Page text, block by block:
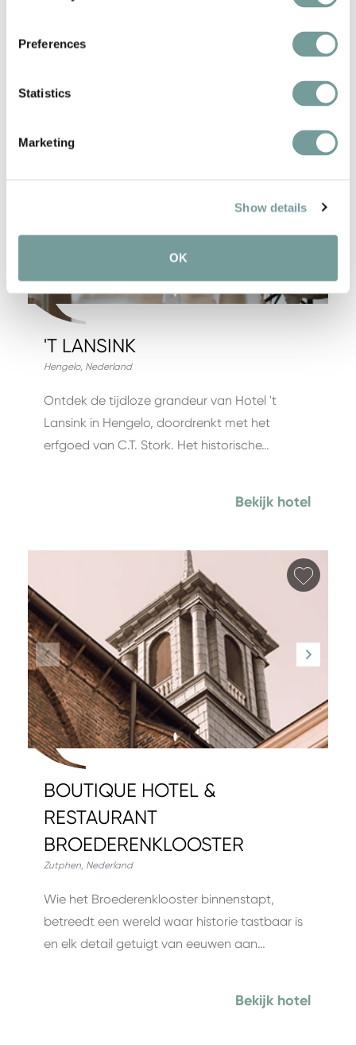
Preferences
Statistics
Marketing
Show details
OK
Bekijk hotel
'T LANSINK
Hengelo, Nederland
Ontdek de tijdloze grandeur van Hotel 't
Lansink in Hengelo, doordrenkt met het
erfgoed van C.T. Stork. Het historische…
Bekijk hotel
BOUTIQUE HOTEL &
RESTAURANT
BROEDERENKLOOSTER
Zutphen, Nederland
Wie het Broederenklooster binnenstapt,
betreedt een wereld waar historie tastbaar is
en elk detail getuigt van eeuwen aan…
Bekijk hotel